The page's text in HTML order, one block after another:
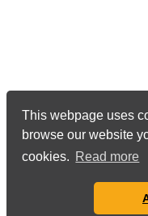
This webpage uses
browse our website
cookies. Read more